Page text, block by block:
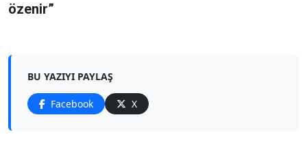
özenir”
BU YAZIYI PAYLAŞ
Facebook X